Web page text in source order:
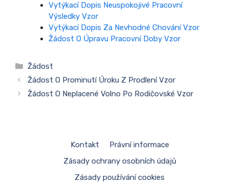
Vytýkací Dopis Neuspokojivé Pracovní
Výsledky Vzor
Vytýkací Dopis Za Nevhodné Chování Vzor
Žádost O Úpravu Pracovní Doby Vzor
Rubriky
Žádost
Žádost O Prominutí Úroku Z Prodlení Vzor
Žádost O Neplacené Volno Po Rodičovské Vzor
Kontakt
Právní informace
Zásady ochrany osobních údajů
Zásady používání cookies